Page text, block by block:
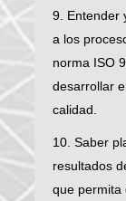
9. Entender
a los
norma ISO
desarrollar
calidad.
10. Saber
resultados
que permita